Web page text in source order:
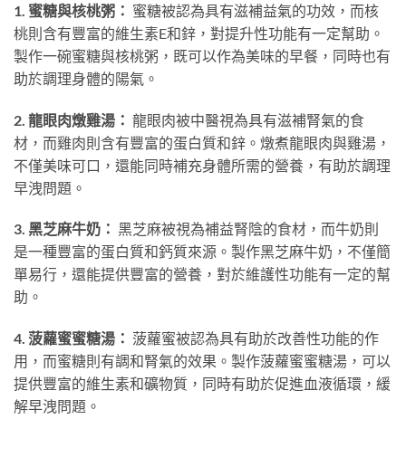
1. 蜜糖與核桃粥： 蜜糖被認為具有滋補益氣的功效，而核
桃則含有豐富的維生素E和鋅，對提升性功能有一定幫助。
製作一碗蜜糖與核桃粥，既可以作為美味的早餐，同時也有
助於調理身體的陽氣。
2. 龍眼肉燉雞湯： 龍眼肉被中醫視為具有滋補腎氣的食
材，而雞肉則含有豐富的蛋白質和鋅。燉煮龍眼肉與雞湯，
不僅美味可口，還能同時補充身體所需的營養，有助於調理
早洩問題。
3. 黑芝麻牛奶： 黑芝麻被視為補益腎陰的食材，而牛奶則
是一種豐富的蛋白質和鈣質來源。製作黑芝麻牛奶，不僅簡
單易行，還能提供豐富的營養，對於維護性功能有一定的幫
助。
4. 菠蘿蜜蜜糖湯： 菠蘿蜜被認為具有助於改善性功能的作
用，而蜜糖則有調和腎氣的效果。製作菠蘿蜜蜜糖湯，可以
提供豐富的維生素和礦物質，同時有助於促進血液循環，緩
解早洩問題。